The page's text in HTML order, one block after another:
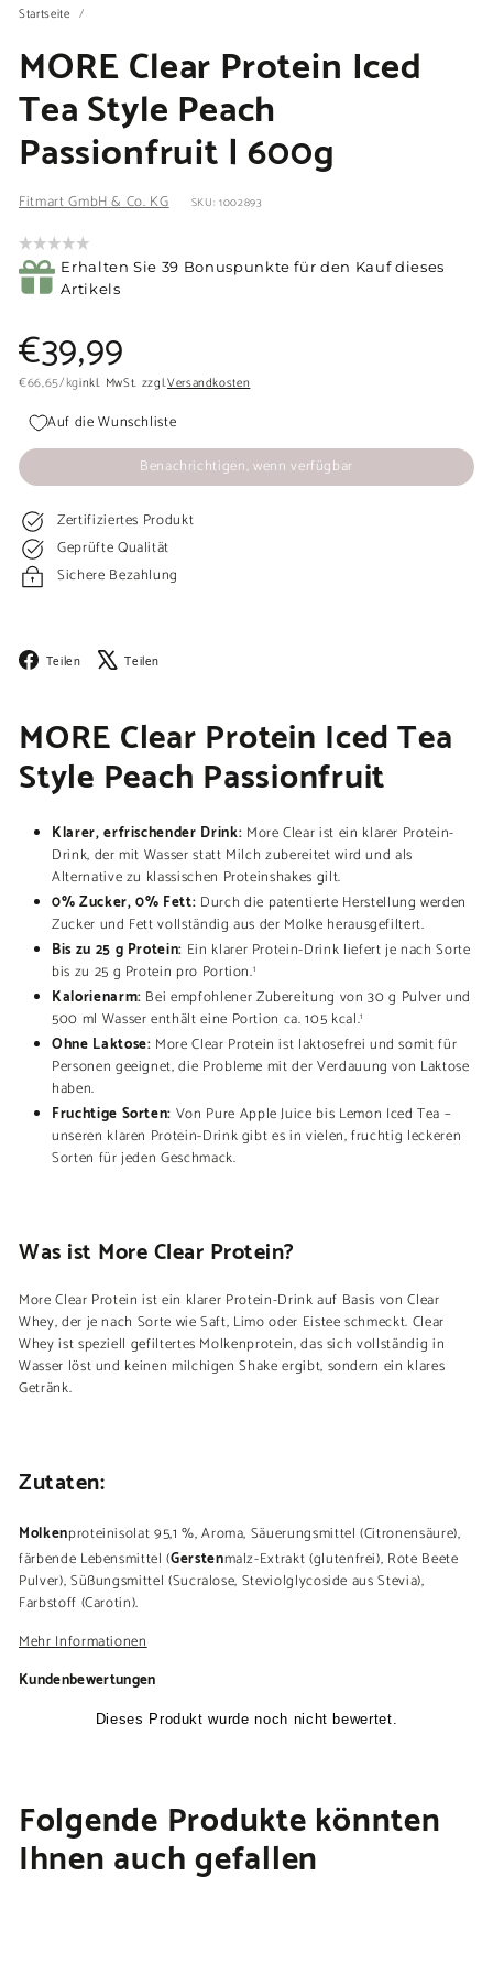
Startseite /
MORE Clear Protein Iced
Tea Style Peach
Passionfruit | 600g
Fitmart GmbH & Co. KG SKU: 1002893
Erhalten Sie 39 Bonuspunkte für den Kauf dieses
Artikels
Normaler
Preis
€39,99
€66,65€66,65
/kginkl. MwSt. zzgl.Versandkosten
Auf die Wunschliste
Benachrichtigen, wenn verfügbar
Zertifiziertes Produkt
Geprüfte Qualität
Sichere Bezahlung
Teilen Facebook
Teilen
MORE Clear Protein Iced Tea
Style Peach Passionfruit
Klarer, erfrischender Drink: More Clear ist ein klarer Protein-
Drink, der mit Wasser statt Milch zubereitet wird und als
Alternative zu klassischen Proteinshakes gilt.
0% Zucker, 0% Fett: Durch die patentierte Herstellung werden
Zucker und Fett vollständig aus der Molke herausgefiltert.
Bis zu 25 g Protein: Ein klarer Protein-Drink liefert je nach Sorte
bis zu 25 g Protein pro Portion.1
Kalorienarm: Bei empfohlener Zubereitung von 30 g Pulver und
500 ml Wasser enthält eine Portion ca. 105 kcal.1
Ohne Laktose: More Clear Protein ist laktosefrei und somit für
Personen geeignet, die Probleme mit der Verdauung von Laktose
haben.
Fruchtige Sorten: Von Pure Apple Juice bis Lemon Iced Tea –
unseren klaren Protein-Drink gibt es in vielen, fruchtig leckeren
Sorten für jeden Geschmack.
Was ist More Clear Protein?
More Clear Protein ist ein klarer Protein-Drink auf Basis von Clear
Whey, der je nach Sorte wie Saft, Limo oder Eistee schmeckt. Clear
Whey ist speziell gefiltertes Molkenprotein, das sich vollständig in
Wasser löst und keinen milchigen Shake ergibt, sondern ein klares
Getränk.
Zutaten:
Molkenproteinisolat 95,1 %, Aroma, Säuerungsmittel (Citronensäure),
färbende Lebensmittel (Gerstenmalz-Extrakt (glutenfrei), Rote Beete
Pulver), Süßungsmittel (Sucralose, Steviolglycoside aus Stevia),
Farbstoff (Carotin).
Mehr Informationen
Kundenbewertungen
Folgende Produkte könnten
Ihnen auch gefallen